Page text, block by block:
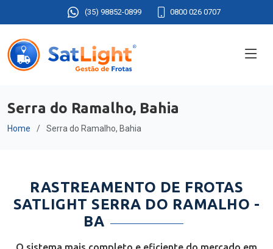
(35) 98852-0899 0800 026 0707
Serra do Ramalho, Bahia
Home Serra do Ramalho, Bahia
RASTREAMENTO DE FROTAS
SATLIGHT SERRA DO RAMALHO -
BA